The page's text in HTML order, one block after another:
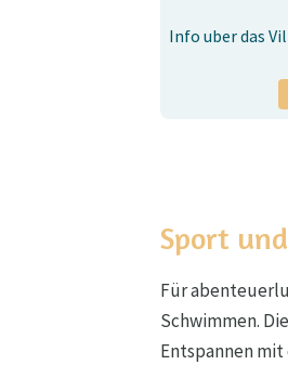
Info uber das
Sport
Für
Schwimmen.
Entspannen